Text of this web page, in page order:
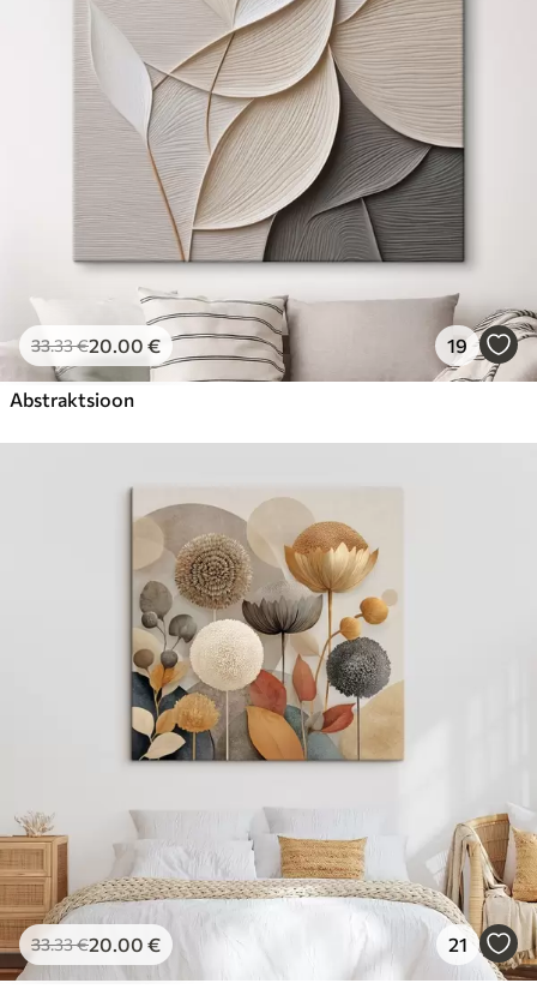
Hind Alates .00
33.33€20.00 € 19
Abstraktsioon
33.33€20.00 € 21